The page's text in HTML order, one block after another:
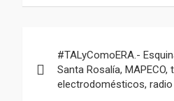
de
#TALyComoERA.-
Santa Rosalía, MAPECO,
electrodomésticos, radio